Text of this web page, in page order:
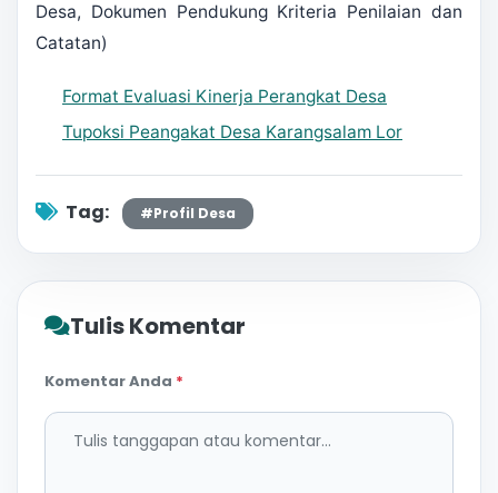
Desa, Dokumen Pendukung Kriteria Penilaian dan
Catatan)
Format Evaluasi Kinerja Perangkat Desa
Tupoksi Peangakat Desa Karangsalam Lor
Tag: #Profil Desa
Tulis Komentar
Komentar Anda *